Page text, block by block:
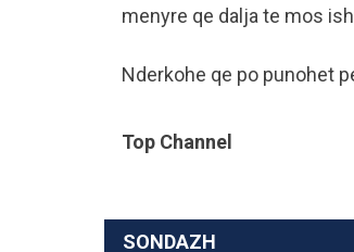
menyre qe dalja te mos
Nderkohe qe po punohet
Top Channel
SONDAZH